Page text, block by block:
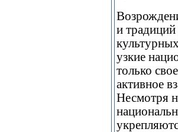
и
узкие
только
активное
Несмотря